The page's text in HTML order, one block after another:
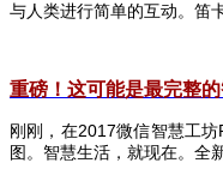
与人类进行简单的互动。笛
重磅！这可能是最完整
刚刚，在2017微信智慧工坊
图。智慧生活，就现在。全